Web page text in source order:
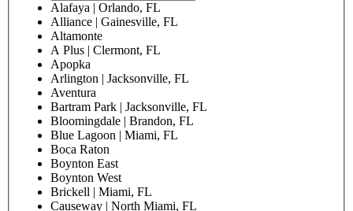
Alafaya | Orlando, FL
Alliance | Gainesville, FL
Altamonte
A Plus | Clermont, FL
Apopka
Arlington | Jacksonville, FL
Aventura
Bartram Park | Jacksonville, FL
Bloomingdale | Brandon, FL
Blue Lagoon | Miami, FL
Boca Raton
Boynton East
Boynton West
Brickell | Miami, FL
Causeway | North Miami, FL